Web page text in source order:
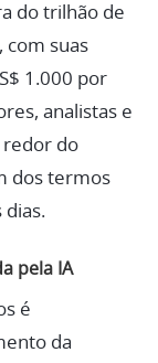
do trilhão de
com suas
1.000 por
analistas e
redor do
dos termos
dias.
pela IA
é
da